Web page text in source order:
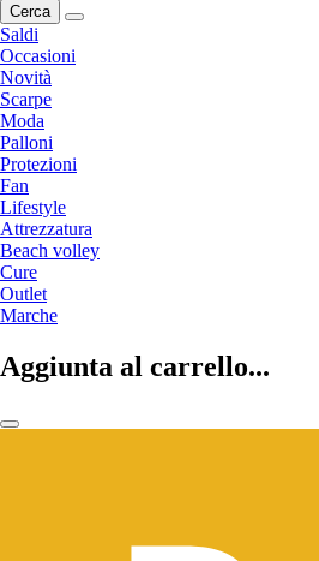
Cerca
Saldi
Occasioni
Novità
Scarpe
Moda
Palloni
Protezioni
Fan
Lifestyle
Attrezzatura
Beach volley
Cure
Outlet
Marche
Aggiunta al carrello...